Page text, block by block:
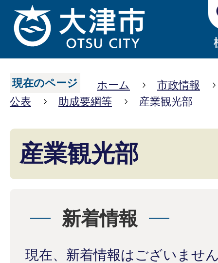
現在のページ ホーム
市政情報
公表
助成要綱等 産業観光部
産業観光部
新着情報
現在、新着情報はございませ